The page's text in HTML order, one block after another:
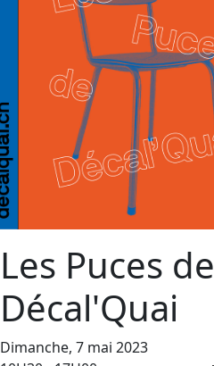
Les Puces de
Décal'Quai
Dimanche, 7 mai 2023